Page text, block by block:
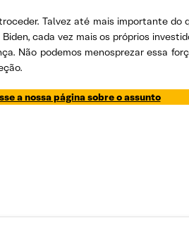
Talvez até mais importante do
cada vez mais os próprios
Não podemos menosprezar essa
a nossa página sobre o assunto